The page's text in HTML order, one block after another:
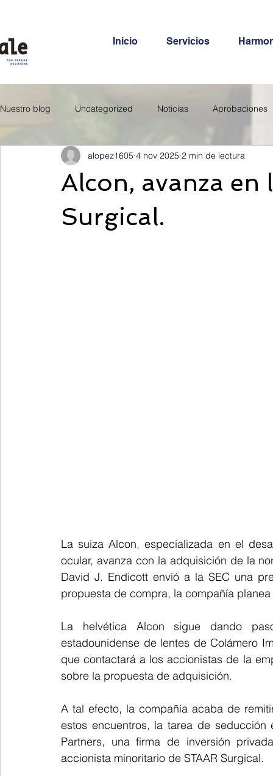
Inicio Servicios
Nuestro blog Uncategorized Noticias Aprobaciones
Alcon, avanza en
Surgical.
alopez1605 4 nov 2025 2 min de lectura
La suiza Alcon, especializada en el
ocular, avanza con la adquisición de la
David J. Endicott envió a la SEC una
propuesta de compra, la compañía
La helvética Alcon sigue dando
estadounidense de lentes de Colámero
que contactará a los accionistas de la
sobre la propuesta de adquisición.
A tal efecto, la compañía acaba de
estos encuentros, la tarea de
Partners, una firma de inversión
accionista minoritario de STAAR Surgical.